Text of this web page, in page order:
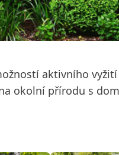
aktivního
okolní přírodu s